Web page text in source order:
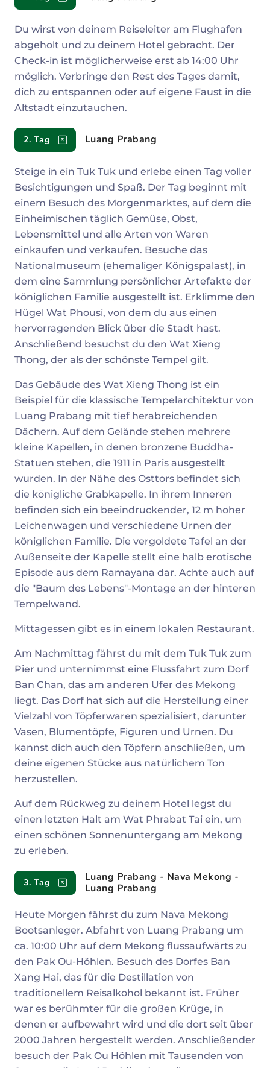
Du wirst von deinem Reiseleiter am Flughafen
abgeholt und zu deinem Hotel gebracht. Der
Check-in ist möglicherweise erst ab 14:00 Uhr
möglich. Verbringe den Rest des Tages damit,
dich zu entspannen oder auf eigene Faust in die
Altstadt einzutauchen.
2. Tag Luang Prabang
Steige in ein Tuk Tuk und erlebe einen Tag voller
Besichtigungen und Spaß. Der Tag beginnt mit
einem Besuch des Morgenmarktes, auf dem die
Einheimischen täglich Gemüse, Obst,
Lebensmittel und alle Arten von Waren
einkaufen und verkaufen. Besuche das
Nationalmuseum (ehemaliger Königspalast), in
dem eine Sammlung persönlicher Artefakte der
königlichen Familie ausgestellt ist. Erklimme den
Hügel Wat Phousi, von dem du aus einen
hervorragenden Blick über die Stadt hast.
Anschließend besuchst du den Wat Xieng
Thong, der als der schönste Tempel gilt.
Das Gebäude des Wat Xieng Thong ist ein
Beispiel für die klassische Tempelarchitektur von
Luang Prabang mit tief herabreichenden
Dächern. Auf dem Gelände stehen mehrere
kleine Kapellen, in denen bronzene Buddha-
Statuen stehen, die 1911 in Paris ausgestellt
wurden. In der Nähe des Osttors befindet sich
die königliche Grabkapelle. In ihrem Inneren
befinden sich ein beeindruckender, 12 m hoher
Leichenwagen und verschiedene Urnen der
königlichen Familie. Die vergoldete Tafel an der
Außenseite der Kapelle stellt eine halb erotische
Episode aus dem Ramayana dar. Achte auch auf
die "Baum des Lebens"-Montage an der hinteren
Tempelwand.
Mittagessen gibt es in einem lokalen Restaurant.
Am Nachmittag fährst du mit dem Tuk Tuk zum
Pier und unternimmst eine Flussfahrt zum Dorf
Ban Chan, das am anderen Ufer des Mekong
liegt. Das Dorf hat sich auf die Herstellung einer
Vielzahl von Töpferwaren spezialisiert, darunter
Vasen, Blumentöpfe, Figuren und Urnen. Du
kannst dich auch den Töpfern anschließen, um
deine eigenen Stücke aus natürlichem Ton
herzustellen.
Auf dem Rückweg zu deinem Hotel legst du
einen letzten Halt am Wat Phrabat Tai ein, um
einen schönen Sonnenuntergang am Mekong
zu erleben.
3. Tag
Luang Prabang - Nava Mekong -
Luang Prabang
Heute Morgen fährst du zum Nava Mekong
Bootsanleger. Abfahrt von Luang Prabang um
ca. 10:00 Uhr auf dem Mekong flussaufwärts zu
den Pak Ou-Höhlen. Besuch des Dorfes Ban
Xang Hai, das für die Destillation von
traditionellem Reisalkohol bekannt ist. Früher
war es berühmter für die großen Krüge, in
denen er aufbewahrt wird und die dort seit über
2000 Jahren hergestellt werden. Anschließender
besuch der Pak Ou Höhlen mit Tausenden von